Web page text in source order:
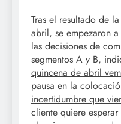
Tras el resultado de
abril, se empezaron
las decisiones de
segmentos A y B,
quincena de abril
pausa en la
incertidumbre que
cliente quiere